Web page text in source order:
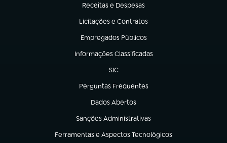
Receitas e Despesas
(abre em nova aba)
Licitações e Contratos
(abre em nova aba)
Empregados Públicos
(abre em nova aba)
Informações Classificadas
(abre em nova aba)
SIC
(abre em nova aba)
Perguntas Frequentes
(abre em nova aba)
Dados Abertos
(abre em nova aba)
Sanções Administrativas
(abre em nova aba)
Ferramentas e Aspectos Tecnológicos
(abre em nova aba)